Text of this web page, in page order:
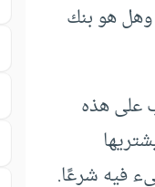
وهل هو بنك
على هذه
فيه شرعًا.